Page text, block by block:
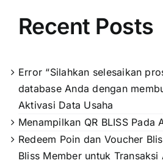
Recent Posts
Error “Silahkan selesaikan
database Anda dengan
Aktivasi Data Usaha
Menampilkan QR BLISS Pada
Redeem Poin dan Voucher
Bliss Member untuk